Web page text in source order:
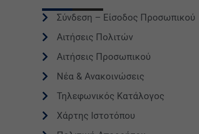
Σύνδεση – Είσοδος Προσωπικού
Αιτήσεις Πολιτών
Αιτήσεις Προσωπικού
Νέα & Ανακοινώσεις
Τηλεφωνικός Κατάλογος
Χάρτης Ιστοτόπου